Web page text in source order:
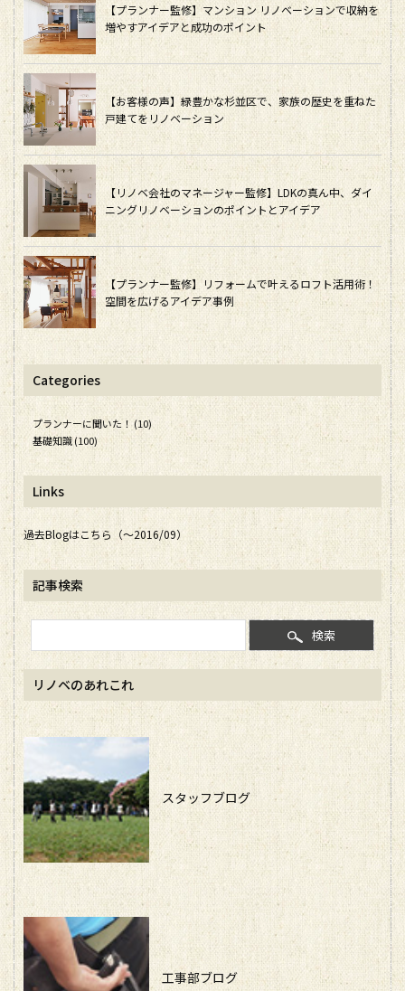
【プランナー監修】マンション リノベーションで収納を
増やすアイデアと成功のポイント
【お客様の声】緑豊かな杉並区で、家族の歴史を重ねた
戸建てをリノベーション
【リノベ会社のマネージャー監修】LDKの真ん中、ダイ
ニングリノベーションのポイントとアイデア
【プランナー監修】リフォームで叶えるロフト活用術！
空間を広げるアイデア事例
Categories
プランナーに聞いた！ (10)
基礎知識 (100)
Links
過去Blogはこちら（～2016/09）
記事検索
検索
リノベのあれこれ
スタッフブログ
工事部ブログ